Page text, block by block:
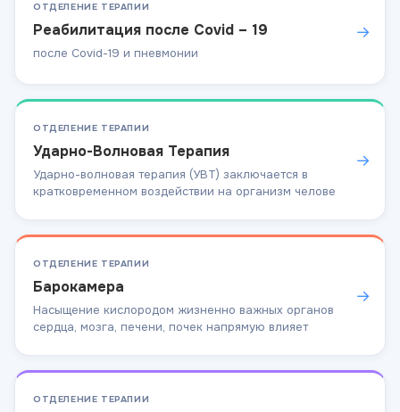
ОТДЕЛЕНИЕ ТЕРАПИИ
Реабилитация после Covid – 19
после Covid-19 и пневмонии
→
ОТДЕЛЕНИЕ ТЕРАПИИ
Ударно-Волновая Терапия
Ударно-волновая терапия (УВТ) заключается в
кратковременном воздействии на организм челове
→
ОТДЕЛЕНИЕ ТЕРАПИИ
Барокамера
Насыщение кислородом жизненно важных органов
сердца, мозга, печени, почек напрямую влияет
→
ОТДЕЛЕНИЕ ТЕРАПИИ